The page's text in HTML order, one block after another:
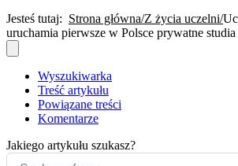
Jesteś tutaj: Strona główna Z życia uczelni
uruchamia pierwsze w Polsce prywatne
Wyszukiwarka
Treść artykułu
Powiązane treści
Komentarze
Jakiego artykułu szukasz?